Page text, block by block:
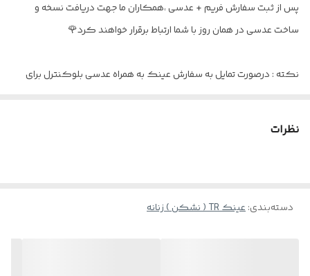
پس از ثبت سفارش فریم + عدسی ،همکاران ما جهت دریافت نسخه و
ساخت عدسی در همان روز با شما ارتباط برقرار خواهند کرد🌹
نکته : درصورت تمایل به سفارش عینک به همراه عدسی بلوکنترل برای
نظرات
دسته‌بندی:عینک TR ( نشکن ) زنانه